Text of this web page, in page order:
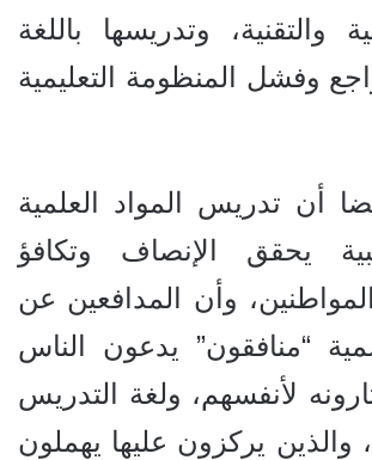
والتقنية، وتدريسها باللغة
وفشل المنظومة التعليمية
أن تدريس المواد العلمية
يحقق الإنصاف وتكافؤ
وأن المدافعين عن
“منافقون” يدعون الناس
لأنفسهم، ولغة التدريس
والذين يركزون عليها يهملون